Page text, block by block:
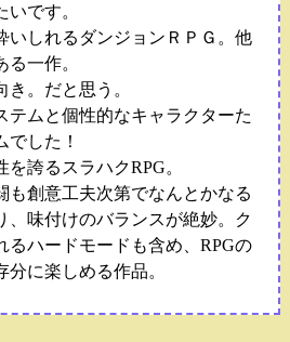
です。
いしれるダンジョンＲＰＧ。他
る一作。
。だと思う。
テムと個性的なキャラクターた
でした！
誇るスラハクRPG。
も創意工夫次第でなんとかなる
、味付けのバランスが絶妙。ク
るハードモードも含め、RPGの
に楽しめる作品。